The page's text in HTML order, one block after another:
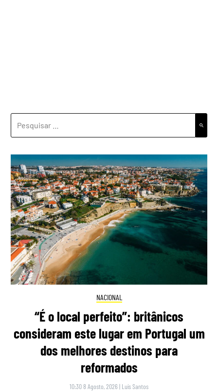
POR:
NACIONAL
“É o local perfeito”: britânicos
consideram este lugar em Portugal um
dos melhores destinos para
reformados
10:30 8 Agosto, 2026 | Luís Santos